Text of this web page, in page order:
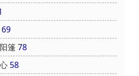
69
篷 78
58